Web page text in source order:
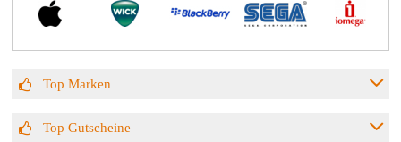
Top Marken
Top Gutscheine